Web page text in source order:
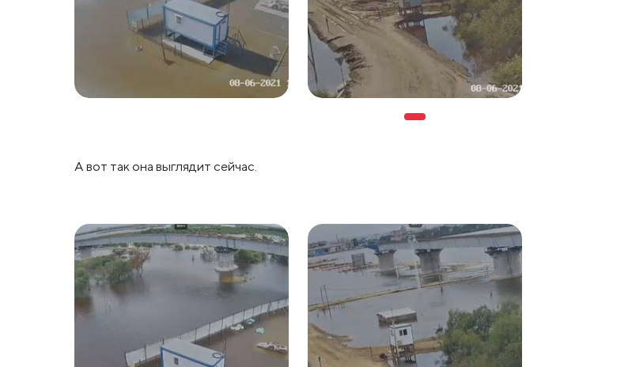
А вот так она выглядит сейчас.